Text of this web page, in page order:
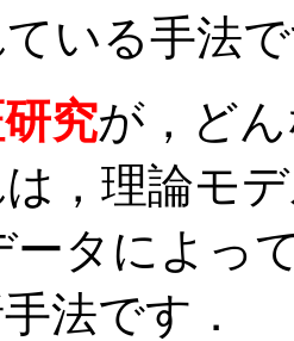
いる手法
究が，ど
，理論モ
ータによっ
法です．